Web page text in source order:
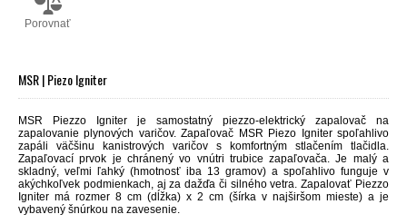
Porovnať
MSR | Piezo Igniter
MSR Piezzo Igniter je samostatný piezzo-elektrický zapalovač na
zapalovanie plynových varičov. Zapaľovač MSR Piezo Igniter spoľahlivo
zapáli väčšinu kanistrových varičov s komfortným stlačením tlačidla.
Zapaľovací prvok je chránený vo vnútri trubice zapaľovača. Je malý a
skladný, veľmi ľahký (hmotnosť iba 13 gramov) a spoľahlivo funguje v
akýchkoľvek podmienkach, aj za dažďa či silného vetra. Zapalovať Piezzo
Igniter má rozmer 8 cm (dĺžka) x 2 cm (šírka v najširšom mieste) a je
vybavený šnúrkou na zavesenie.